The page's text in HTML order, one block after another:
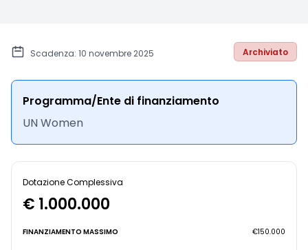
Scadenza: 10 novembre 2025 Archiviato
Programma/Ente di finanziamento
UN Women
Dotazione Complessiva
€ 1.000.000
FINANZIAMENTO MASSIMO €150.000